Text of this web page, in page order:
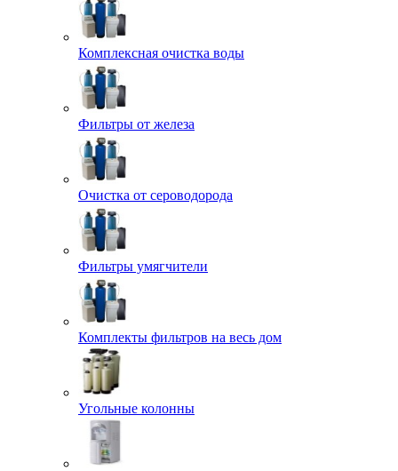
Комплексная очистка воды
Фильтры от железа
Очистка от сероводорода
Фильтры умягчители
Комплекты фильтров на весь дом
Угольные колонны